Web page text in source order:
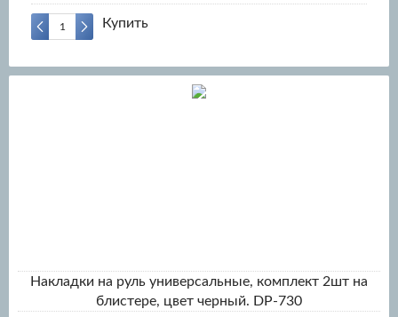
Купить
Накладки на руль универсальные, комплект 2шт на
блистере, цвет черный. DP-730